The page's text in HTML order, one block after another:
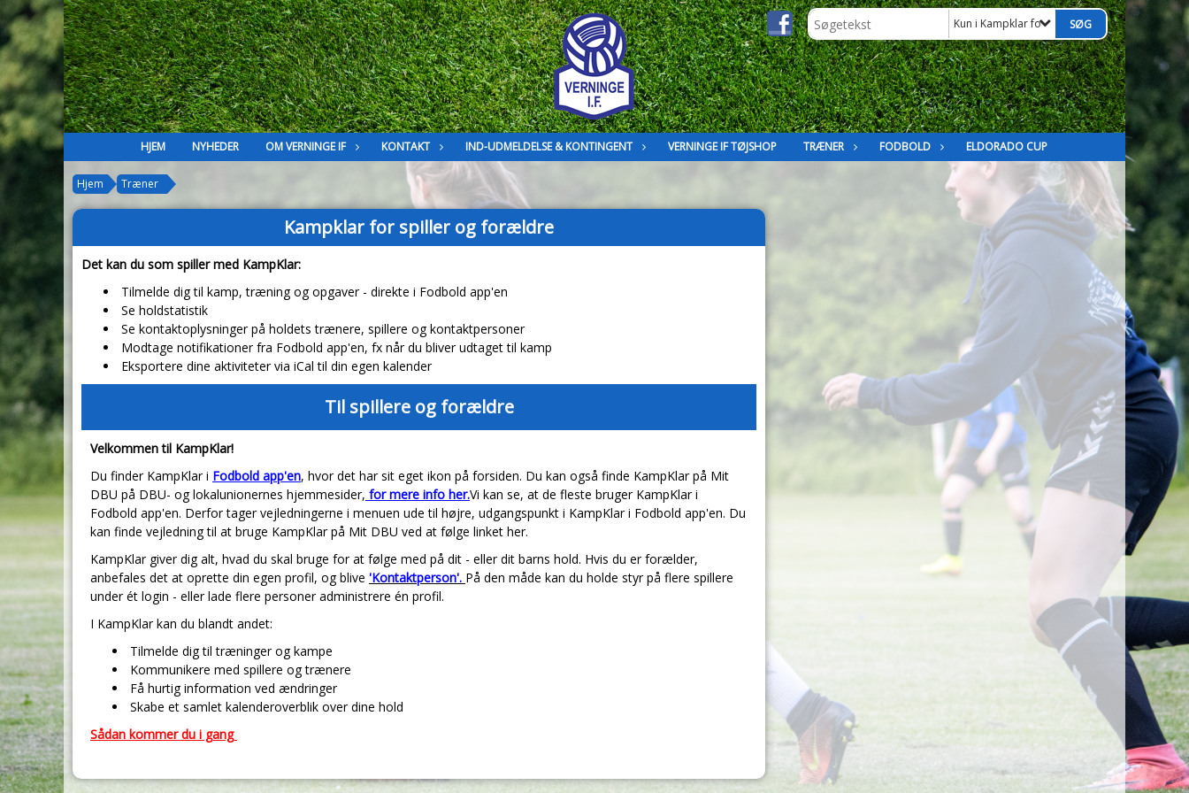
Kun i Kampklar for spiller og forældre
HJEM NYHEDER OM VERNINGE IF KONTAKT IND-UDMELDELSE & KONTINGENT VERNINGE IF TØJSHOP TRÆNER FODBOLD ELDORADO CUP
Hjem Træner
Kampklar for spiller og forældre
Det kan du som spiller med KampKlar:
Tilmelde dig til kamp, træning og opgaver - direkte i Fodbold app'en
Se holdstatistik
Se kontaktoplysninger på holdets trænere, spillere og kontaktpersoner
Modtage notifikationer fra Fodbold app'en, fx når du bliver udtaget til kamp
Eksportere dine aktiviteter via iCal til din egen kalender
Til spillere og forældre
Velkommen til KampKlar!
Du finder KampKlar i Fodbold app'en, hvor det har sit eget ikon på forsiden. Du kan også finde KampKlar på Mit
DBU på DBU- og lokalunionernes hjemmesider, for mere info her.Vi kan se, at de fleste bruger KampKlar i
Fodbold app'en. Derfor tager vejledningerne i menuen ude til højre, udgangspunkt i KampKlar i Fodbold app'en. Du
kan finde vejledning til at bruge KampKlar på Mit DBU ved at følge linket her.
KampKlar giver dig alt, hvad du skal bruge for at følge med på dit - eller dit barns hold. Hvis du er forælder,
anbefales det at oprette din egen profil, og blive 'Kontaktperson'. På den måde kan du holde styr på flere spillere
under ét login - eller lade flere personer administrere én profil.
I KampKlar kan du blandt andet:
Tilmelde dig til træninger og kampe
Kommunikere med spillere og trænere
Få hurtig information ved ændringer
Skabe et samlet kalenderoverblik over dine hold
Sådan kommer du i gang